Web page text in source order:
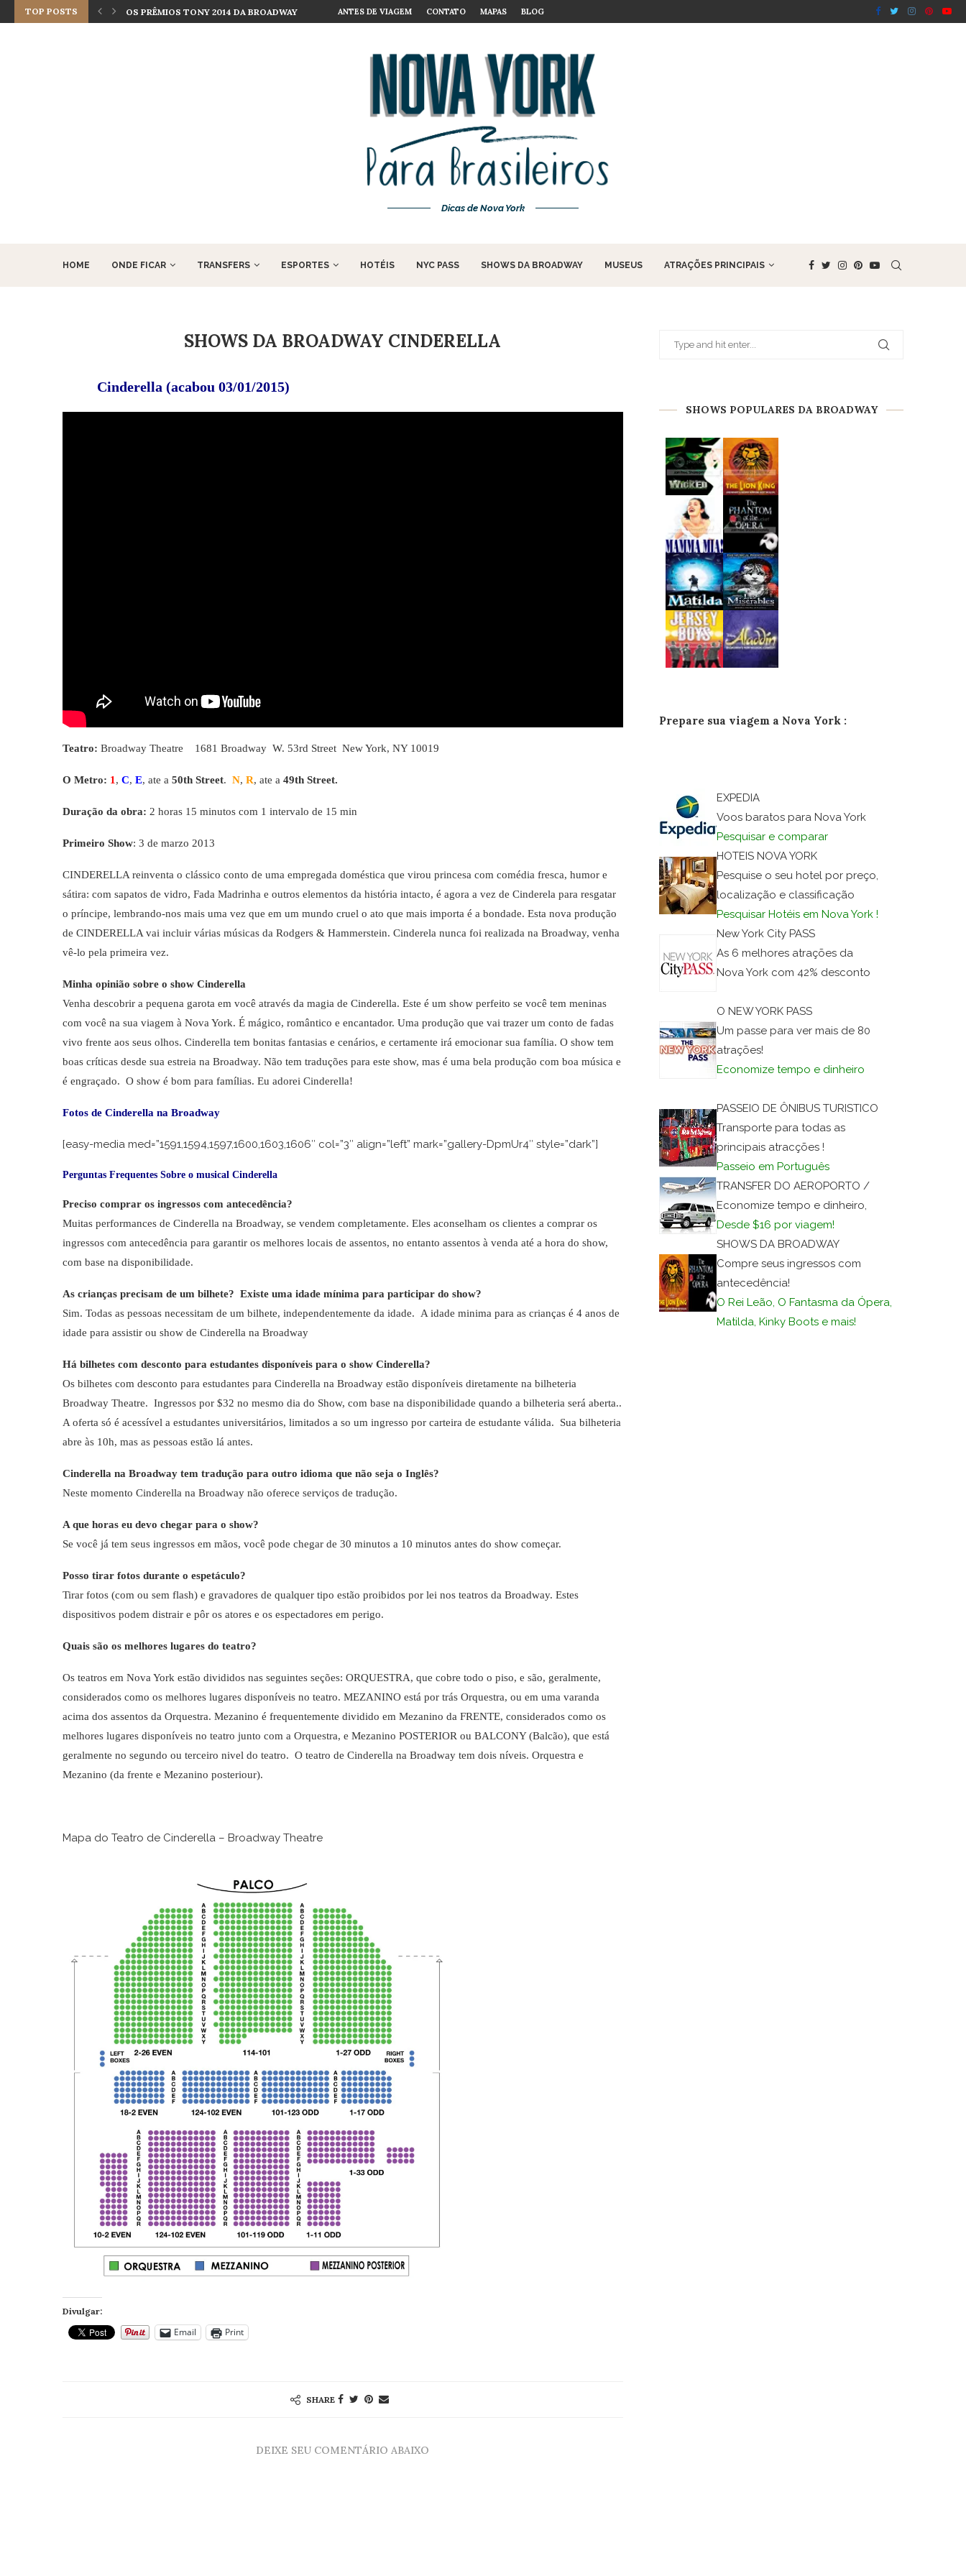
TOP POSTS OS MELHORES MUSICAIS DA BROADWAY SE VOCÊ NÃO... DESAFIO DE COMIDA EM NOVA YORK OS PRÊMIOS TONY 2014 DA BROADWAY
ANTES DE VIAGEM CONTATO MAPAS BLOG
Dicas de Nova York
HOME ONDE FICAR TRANSFERS ESPORTES HOTÉIS NYC PASS SHOWS DA BROADWAY MUSEUS ATRAÇÕES PRINCIPAIS
SHOWS DA BROADWAY CINDERELLA
Cinderella (acabou 03/01/2015)
Teatro: Broadway Theatre 1681 Broadway W. 53rd Street New York, NY 10019
O Metro: 1, C, E, ate a 50th Street. N, R, ate a 49th Street.
Duração da obra: 2 horas 15 minutos com 1 intervalo de 15 min
Primeiro Show: 3 de marzo 2013
CINDERELLA reinventa o clássico conto de uma empregada doméstica que virou princesa com comédia fresca, humor e
sátira: com sapatos de vidro, Fada Madrinha e outros elementos da história intacto, é agora a vez de Cinderela para resgatar
o príncipe, lembrando-nos mais uma vez que em um mundo cruel o ato que mais importa é a bondade. Esta nova produção
de CINDERELLA vai incluir várias músicas da Rodgers & Hammerstein. Cinderela nunca foi realizada na Broadway, venha
vê-lo pela primeira vez.
Minha opinião sobre o show Cinderella
Venha descobrir a pequena garota em você através da magia de Cinderella. Este é um show perfeito se você tem meninas
com você na sua viagem à Nova York. É mágico, romântico e encantador. Uma produção que vai trazer um conto de fadas
vivo frente aos seus olhos. Cinderella tem bonitas fantasias e cenários, e certamente irá emocionar sua família. O show tem
boas críticas desde sua estreia na Broadway. Não tem traduções para este show, mas é uma bela produção com boa música e
é engraçado. O show é bom para famílias. Eu adorei Cinderella!
Fotos de Cinderella na Broadway
[easy-media med=”1591,1594,1597,1600,1603,1606″ col=”3″ align=”left” mark=”gallery-DpmUr4″ style=”dark”]
Perguntas Frequentes Sobre o musical Cinderella
Preciso comprar os ingressos com antecedência?
Muitas performances de Cinderella na Broadway, se vendem completamente. Eles aconselham os clientes a comprar os
ingressos com antecedência para garantir os melhores locais de assentos, no entanto assentos à venda até a hora do show,
com base na disponibilidade.
As crianças precisam de um bilhete? Existe uma idade mínima para participar do show?
Sim. Todas as pessoas necessitam de um bilhete, independentemente da idade. A idade minima para as crianças é 4 anos de
idade para assistir ou show de Cinderella na Broadway
Há bilhetes com desconto para estudantes disponíveis para o show Cinderella?
Os bilhetes com desconto para estudantes para Cinderella na Broadway estão disponíveis diretamente na bilheteria
Broadway Theatre. Ingressos por $32 no mesmo dia do Show, com base na disponibilidade quando a bilheteria será aberta..
A oferta só é acessível a estudantes universitários, limitados a so um ingresso por carteira de estudante válida. Sua bilheteria
abre às 10h, mas as pessoas estão lá antes.
Cinderella na Broadway tem tradução para outro idioma que não seja o Inglês?
Neste momento Cinderella na Broadway não oferece serviços de tradução.
A que horas eu devo chegar para o show?
Se você já tem seus ingressos em mãos, você pode chegar de 30 minutos a 10 minutos antes do show começar.
Posso tirar fotos durante o espetáculo?
Tirar fotos (com ou sem flash) e gravadores de qualquer tipo estão proibidos por lei nos teatros da Broadway. Estes
dispositivos podem distrair e pôr os atores e os espectadores em perigo.
Quais são os melhores lugares do teatro?
Os teatros em Nova York estão divididos nas seguintes seções: ORQUESTRA, que cobre todo o piso, e são, geralmente,
considerados como os melhores lugares disponíveis no teatro. MEZANINO está por trás Orquestra, ou em uma varanda
acima dos assentos da Orquestra. Mezanino é frequentemente dividido em Mezanino da FRENTE, considerados como os
melhores lugares disponíveis no teatro junto com a Orquestra, e Mezanino POSTERIOR ou BALCONY (Balcão), que está
geralmente no segundo ou terceiro nivel do teatro. O teatro de Cinderella na Broadway tem dois níveis. Orquestra e
Mezanino (da frente e Mezanino posteriour).
Mapa do Teatro de Cinderella – Broadway Theatre
Divulgar:
Email Print
SHARE
DEIXE SEU COMENTÁRIO ABAIXO
SHOWS POPULARES DA BROADWAY
Prepare sua viagem a Nova York :
EXPEDIA
Voos baratos para Nova York
Pesquisar e comparar
HOTEIS NOVA YORK
Pesquise o seu hotel por preço,
localização e classificação
Pesquisar Hotéis em Nova York !
New York City PASS
As 6 melhores atrações da
Nova York com 42% desconto
O NEW YORK PASS
Um passe para ver mais de 80
atrações!
Economize tempo e dinheiro
PASSEIO DE ÔNIBUS TURISTICO
Transporte para todas as
principais atracções !
Passeio em Português
TRANSFER DO AEROPORTO /
Economize tempo e dinheiro,
Desde $16 por viagem!
SHOWS DA BROADWAY
Compre seus ingressos com
antecedência!
O Rei Leão, O Fantasma da Ópera,
Matilda, Kinky Boots e mais!